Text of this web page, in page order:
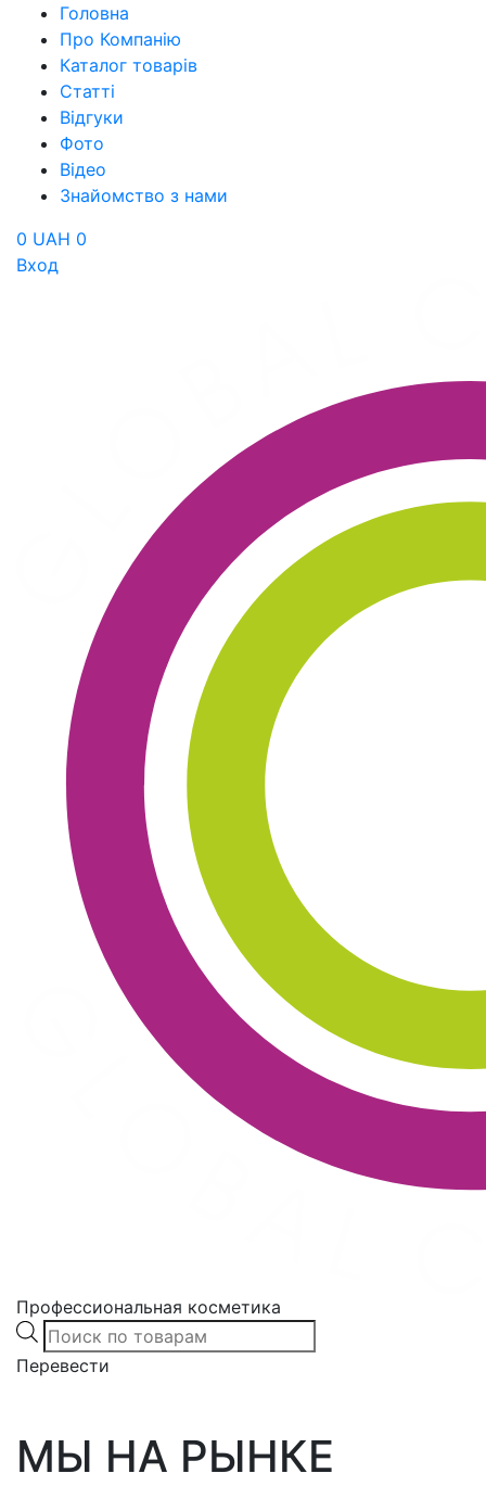
Головна
Про Компанію
Каталог товарів
Статті
Відгуки
Фото
Відео
Знайомство з нами
0 UAH 0
Вход
Профессиональная косметика
Products
search
Перевести
МЫ НА РЫНКЕ